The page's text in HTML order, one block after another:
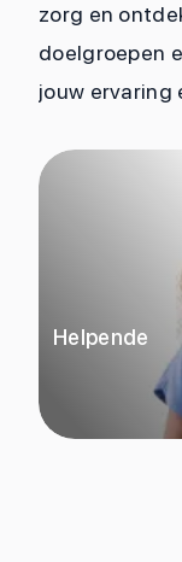
zorg en
doelgroepen
jouw ervaring
Helpende